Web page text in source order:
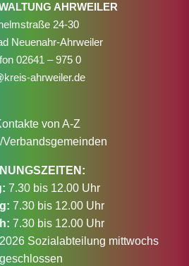
AHRWEILER
24-30
Neuenahr-Ahrweiler
02641 – 975 0
ahrweiler.de
von A-Z
Verbandsgemeinden
7.30 bis 12.00 Uhr
7.30 bis 12.00 Uhr
7.30 bis 12.00 Uhr
Sozialabteilung mittwochs
geschlossen